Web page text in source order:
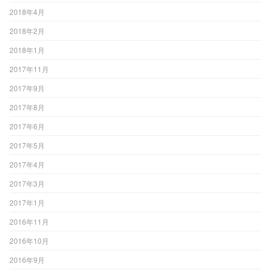
2018年4月
2018年2月
2018年1月
2017年11月
2017年9月
2017年8月
2017年6月
2017年5月
2017年4月
2017年3月
2017年1月
2016年11月
2016年10月
2016年9月